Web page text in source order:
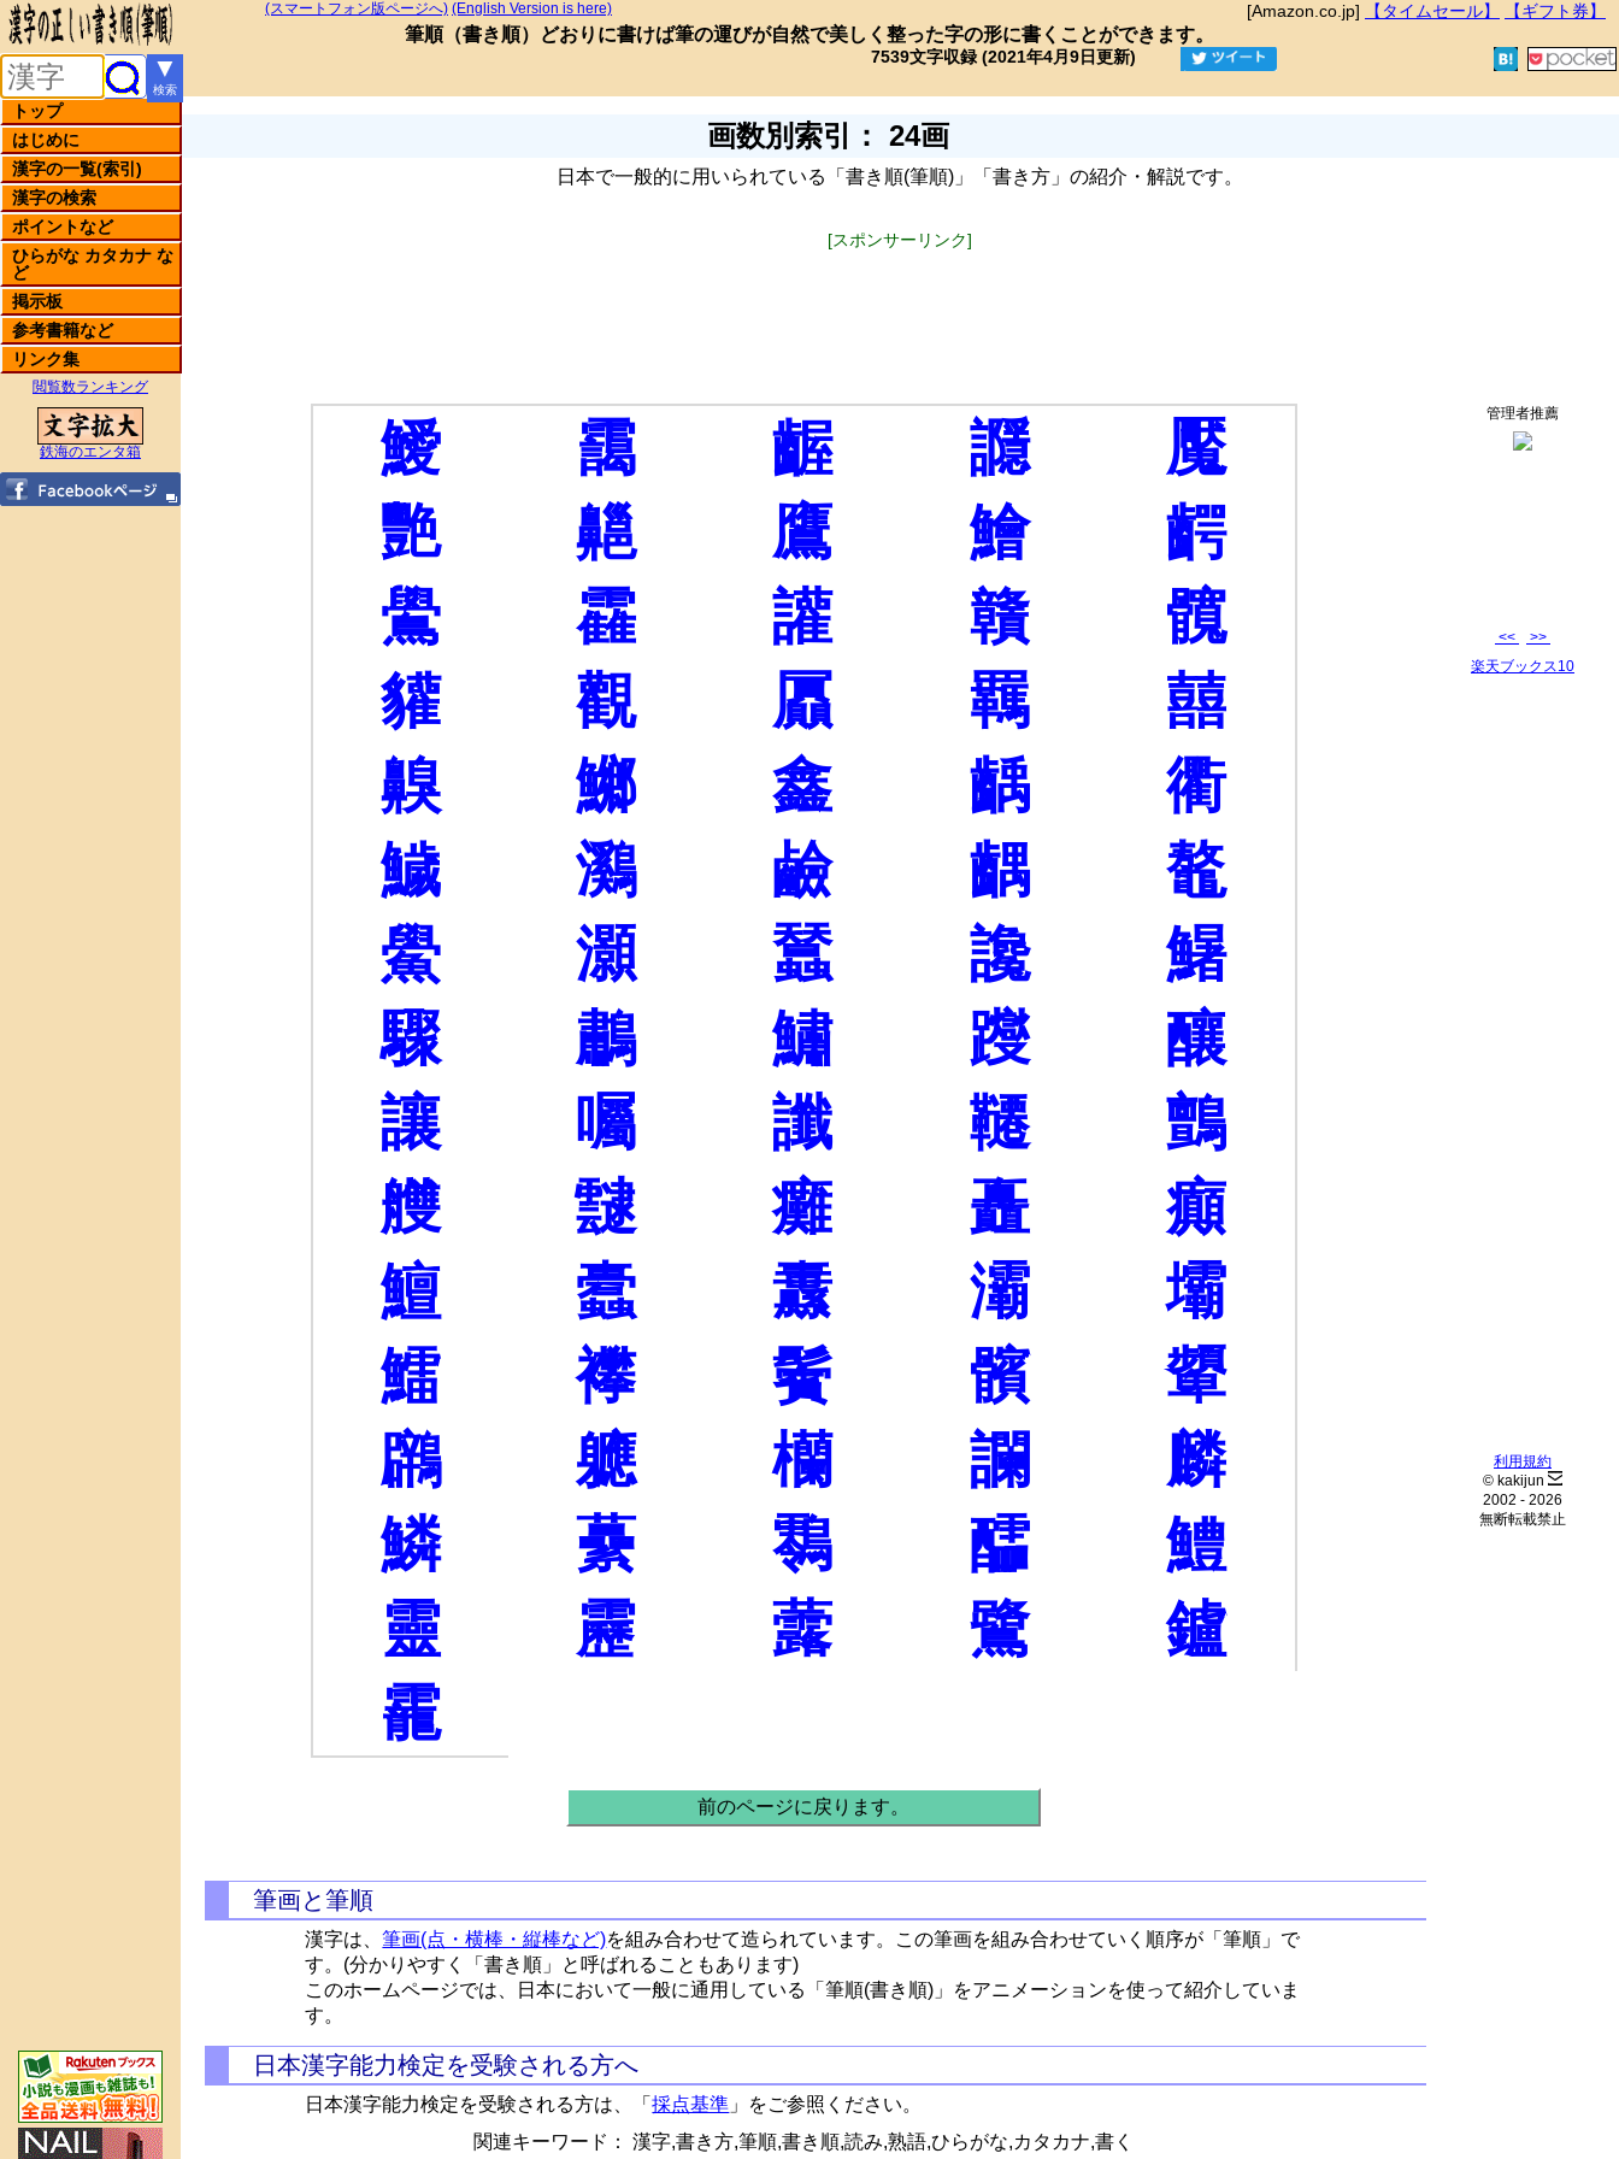
[Amazon.co.jp] 【タイムセール】 【ギフト券】
(スマートフォン版ページへ) (English Version is here)
筆順（書き順）どおりに書けば筆の運びが自然で美しく整った字の形に書くことができます。
7539文字収録 (2021年4月9日更新)
▼
検索
トップ
はじめに
漢字の一覧(索引)
漢字の検索
ポイントなど
ひらがな カタカナ な
ど
掲示板
参考書籍など
リンク集
閲覧数ランキング
鉄海のエンタ箱
画数別索引： 24画
日本で一般的に用いられている「書き順(筆順)」「書き方」の紹介・解説です。
[スポンサーリンク]
鱫 靄 齷 讔
魘
艷
齆 鷹 鱠
齶
鷽
靃 讙 贛
髖
貛
觀 屭 羈
囍
齅
鱜 鑫 齲
衢
鱥
鸂 鹼 齵
鼇
鱟
灝 蠺 讒
鱪
驟
鷫 鱐 躞
釀
讓
囑 讖 韆
鸇
艭
靆 癱 矗
癲
鱣
蠹 纛 灞
壩
鱩
襻 鬢 髕
顰
鸊
軈 欗 讕
麟
鱗
虆 䴇 醽
鱧
靈
靂 虂 鷺
鑪
靇
前のページに戻ります。
筆画と筆順
漢字は、筆画(点・横棒・縦棒など)を組み合わせて造られています。この筆画を組み合わせていく順序が「筆順」で
す。(分かりやすく「書き順」と呼ばれることもあります)
このホームページでは、日本において一般に通用している「筆順(書き順)」をアニメーションを使って紹介していま
す。
日本漢字能力検定を受験される方へ
日本漢字能力検定を受験される方は、「採点基準 」をご参照ください。
関連キーワード： 漢字,書き方,筆順,書き順,読み,熟語,ひらがな,カタカナ,書く
管理者推薦
<<
>>
楽天ブックス10
利用規約
© kakijun
2002 - 2026
無断転載禁止